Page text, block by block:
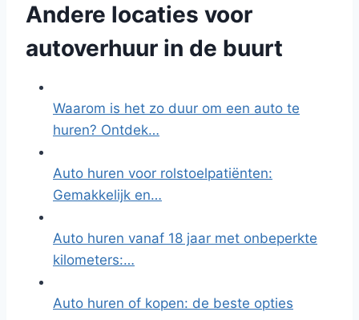
Andere locaties voor
autoverhuur in de buurt
Waarom is het zo duur om een auto te
huren? Ontdek…
Auto huren voor rolstoelpatiënten:
Gemakkelijk en…
Auto huren vanaf 18 jaar met onbeperkte
kilometers:…
Auto huren of kopen: de beste opties